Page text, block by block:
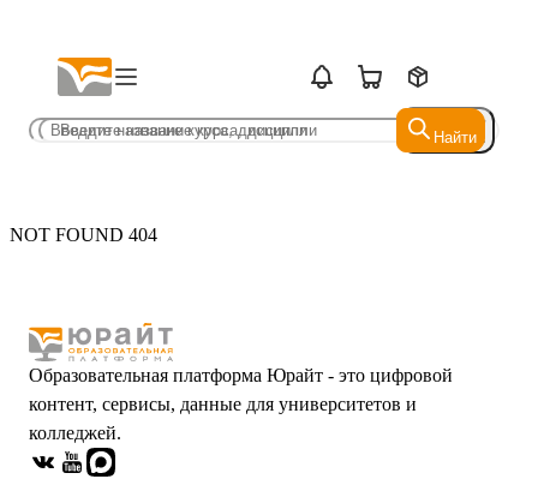
Найти
Найти
NOT FOUND 404
Образовательная платформа Юрайт - это цифровой
контент, сервисы, данные для университетов и
колледжей.